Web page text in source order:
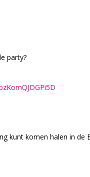
party?
kunt komen halen in de